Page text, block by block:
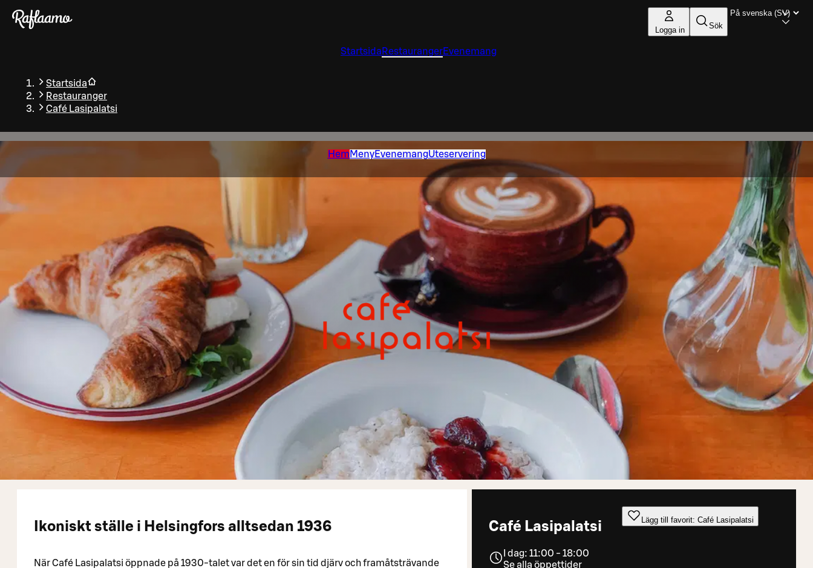
Gå till huvudinnehållet
Logga in Sök
Startsida RestaurangerEvenemang
Startsida
Restauranger
Café Lasipalatsi
Hem MenyEvenemangUteservering
Café Lasipalatsi Lägg till favorit: Café Lasipalatsi
I dag: 11:00 - 18:00
Se alla öppettider
Ikoniskt ställe i Helsingfors alltsedan 1936
När Café Lasipalatsi öppnade på 1930-talet var det en för sin tid djärv och framåtsträvande